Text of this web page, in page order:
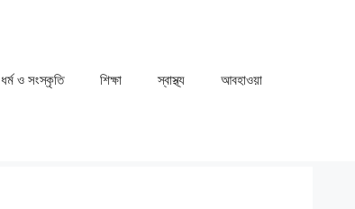
ধর্ম ও সংস্কৃতি ⁠⁠শিক্ষা ⁠⁠স্বাস্থ্য ⁠⁠আবহাওয়া